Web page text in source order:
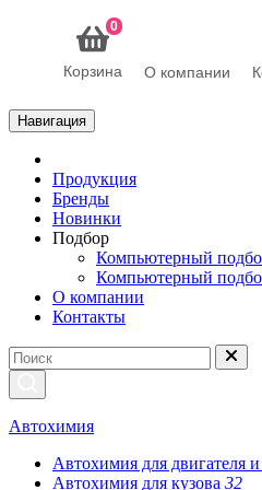
0
Корзина О компании
Навигация
Продукция
Бренды
Новинки
Подбор
Компьютерный
Компьютерный
О компании
Контакты
Автохимия
Автохимия для двигателя и
Автохимия для кузова 32